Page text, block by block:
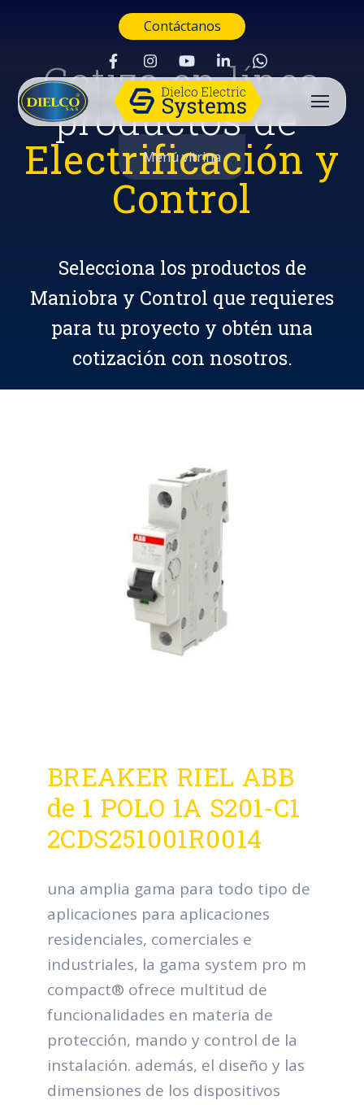
Contáctanos
Menú vitrina
Cotiza en línea
productos de
Electrificación y
Control
Selecciona los productos de
Maniobra y Control que requieres
para tu proyecto y obtén una
cotización con nosotros.
BREAKER RIEL ABB
de 1 POLO 1A S201-C1
2CDS251001R0014
una amplia gama para todo tipo de
aplicaciones para aplicaciones
residenciales, comerciales e
industriales, la gama system pro m
compact® ofrece multitud de
funcionalidades en materia de
protección, mando y control de la
instalación. además, el diseño y las
dimensiones de los dispositivos